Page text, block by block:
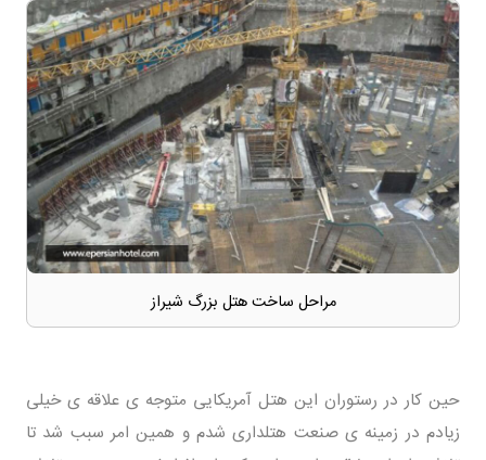
مراحل ساخت هتل بزرگ شیراز
حین کار در رستوران این هتل آمریکایی متوجه ی علاقه ی خیلی
زیادم در زمینه ی صنعت هتلداری شدم و همین امر سبب شد تا